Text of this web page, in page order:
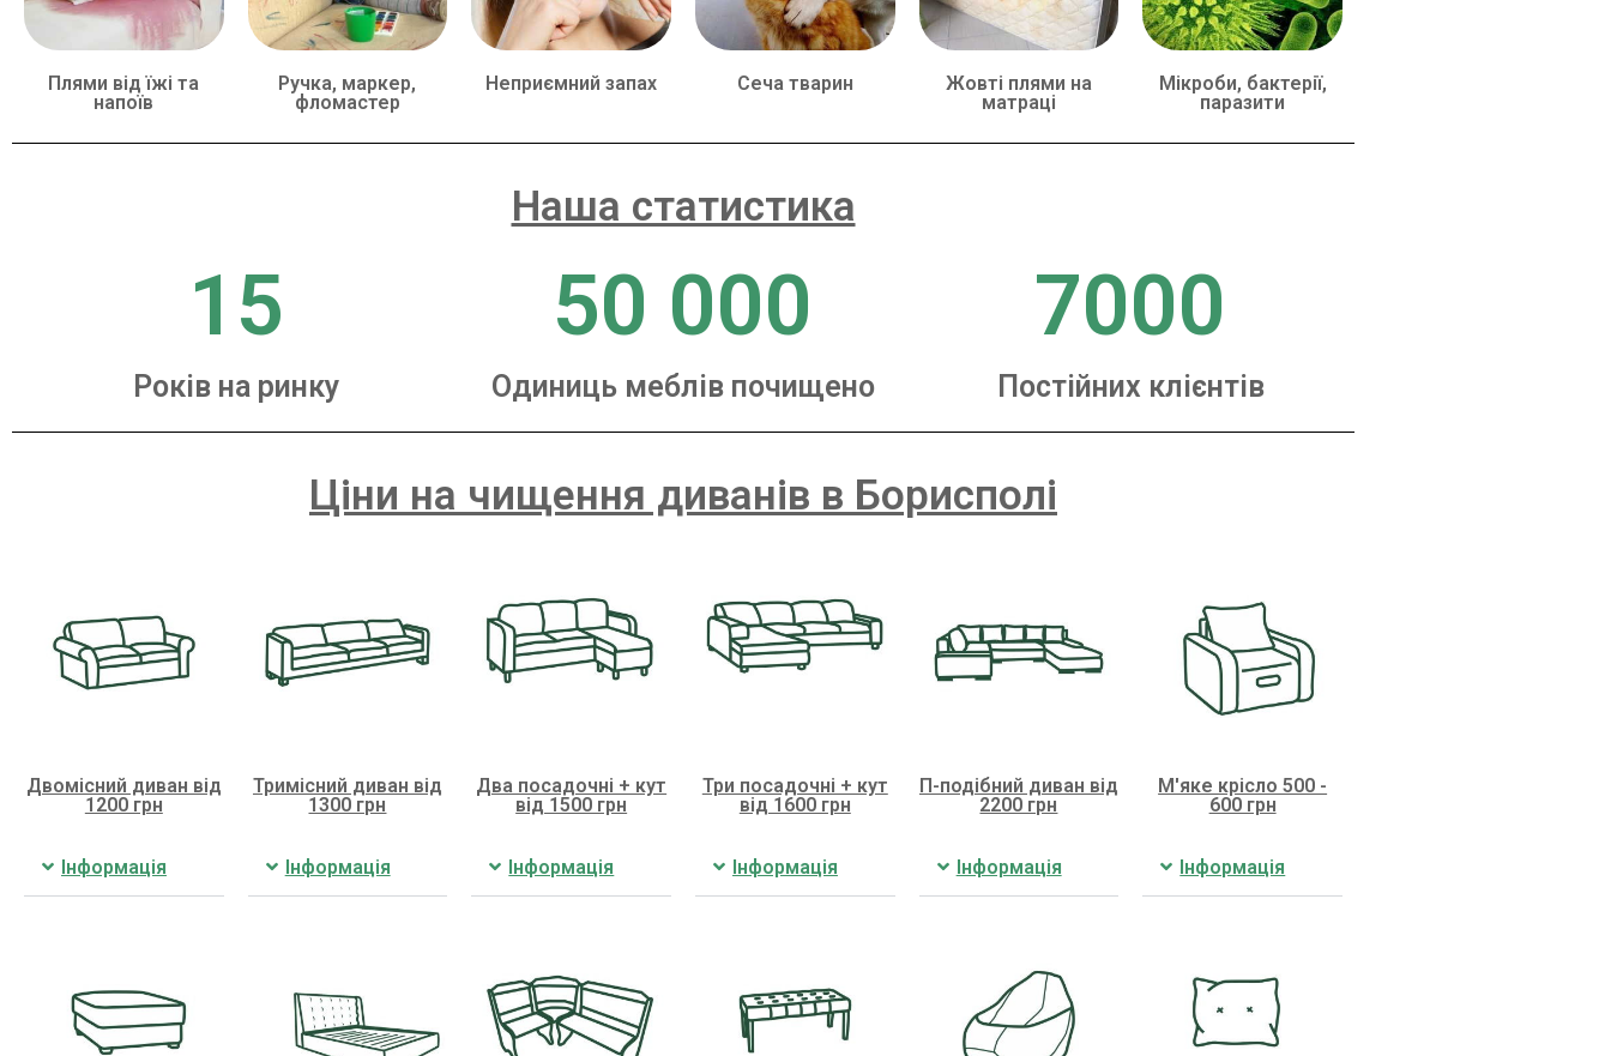
Плями від їжі та
напоїв
Ручка, маркер,
фломастер
Неприємний запах Сеча тварин
Жовті плями на
матраці
Мікроби, бактерії,
паразити
Наша статистика
15
Років на ринку
50 000
Одиниць меблів почищено
7000
Постійних клієнтів
Ціни на чищення диванів в Борисполі
Двомісний диван від
1200 грн
Інформація
Тримісний диван від
1300 грн
Інформація
Два посадочні + кут
від 1500 грн
Інформація
Три посадочні + кут
від 1600 грн
Інформація
П-подібний диван від
2200 грн
Інформація
М'яке крісло 500 -
600 грн
Інформація